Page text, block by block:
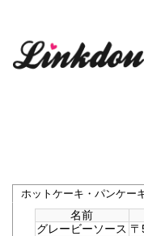
ホットケーキ・パンケー
名前
グレービーソース